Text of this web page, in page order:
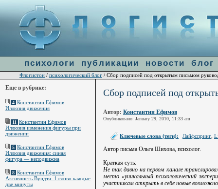
: file_get_contents(http://ulogin.ru/token.php?token=&host=flogiston.ru) [
Сбор подписей под
Автор: Константин Ефимов
Опубликовано: January 29, 2010, 11:33 am
Ключевые слова (теги): Лайфспринг
Автор письма Ольга Шихова, психолог.
Краткая суть:
Не так давно на первом канале
место «уникальный психологический
участникам открыть в себе новые
психологи публикации новости блог
Флогистон / психологический блог / Сбор подписей под открытым письмом
Еще в рубрике:
4 Константин Ефимов
Иллюзия движения
11 Константин Ефимов
Иллюзия изменения фигуры при
движении
5 Константин Ефимов
Иллюзия движения: синяя
фигура — неподвижна
8 Константин Ефимов
Активность Вундта: 1 слово каждые
две минуты